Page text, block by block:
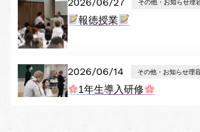
その他・お知らせ理
報徳授業
2026/06/14 その他・お知らせ理
1年生導入研修